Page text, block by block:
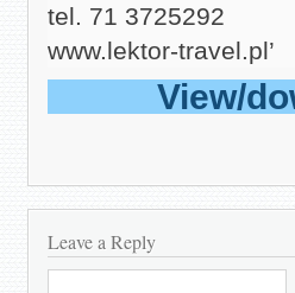
tel. 71 3725292
www.lektor-travel.pl’
View/
Leave a Reply